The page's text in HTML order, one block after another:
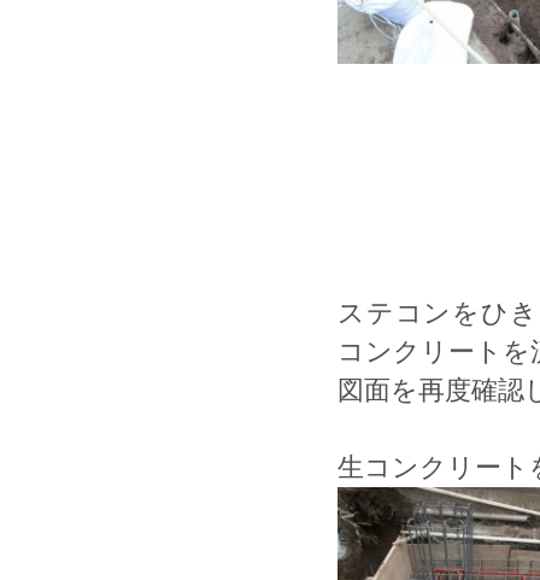
ステコンをひ
コンクリート
図面を再度確認
生コンクリート